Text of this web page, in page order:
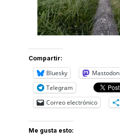
Compartir:
Bluesky Mastodon
Telegram
Correo electrónico
Me gusta esto: